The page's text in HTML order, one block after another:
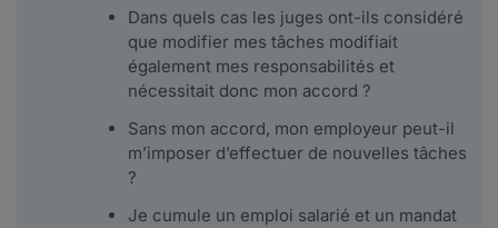
Dans quels cas les juges ont-ils considéré
que modifier mes tâches modifiait
également mes responsabilités et
nécessitait donc mon accord ?
Sans mon accord, mon employeur peut-il
m’imposer d’effectuer de nouvelles tâches
?
Je cumule un emploi salarié et un mandat